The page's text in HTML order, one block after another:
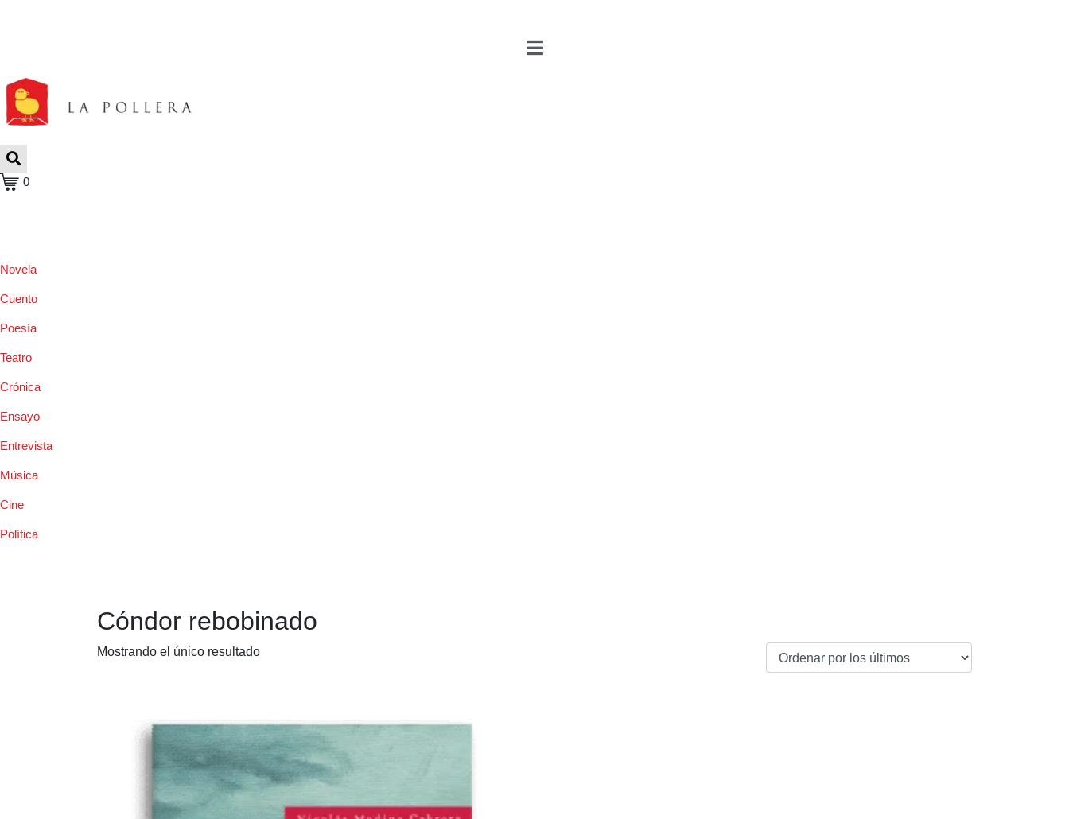
0
Novela
Cuento
Poesía
Teatro
Crónica
Ensayo
Entrevista
Música
Cine
Política
Cóndor rebobinado
Mostrando el único resultado